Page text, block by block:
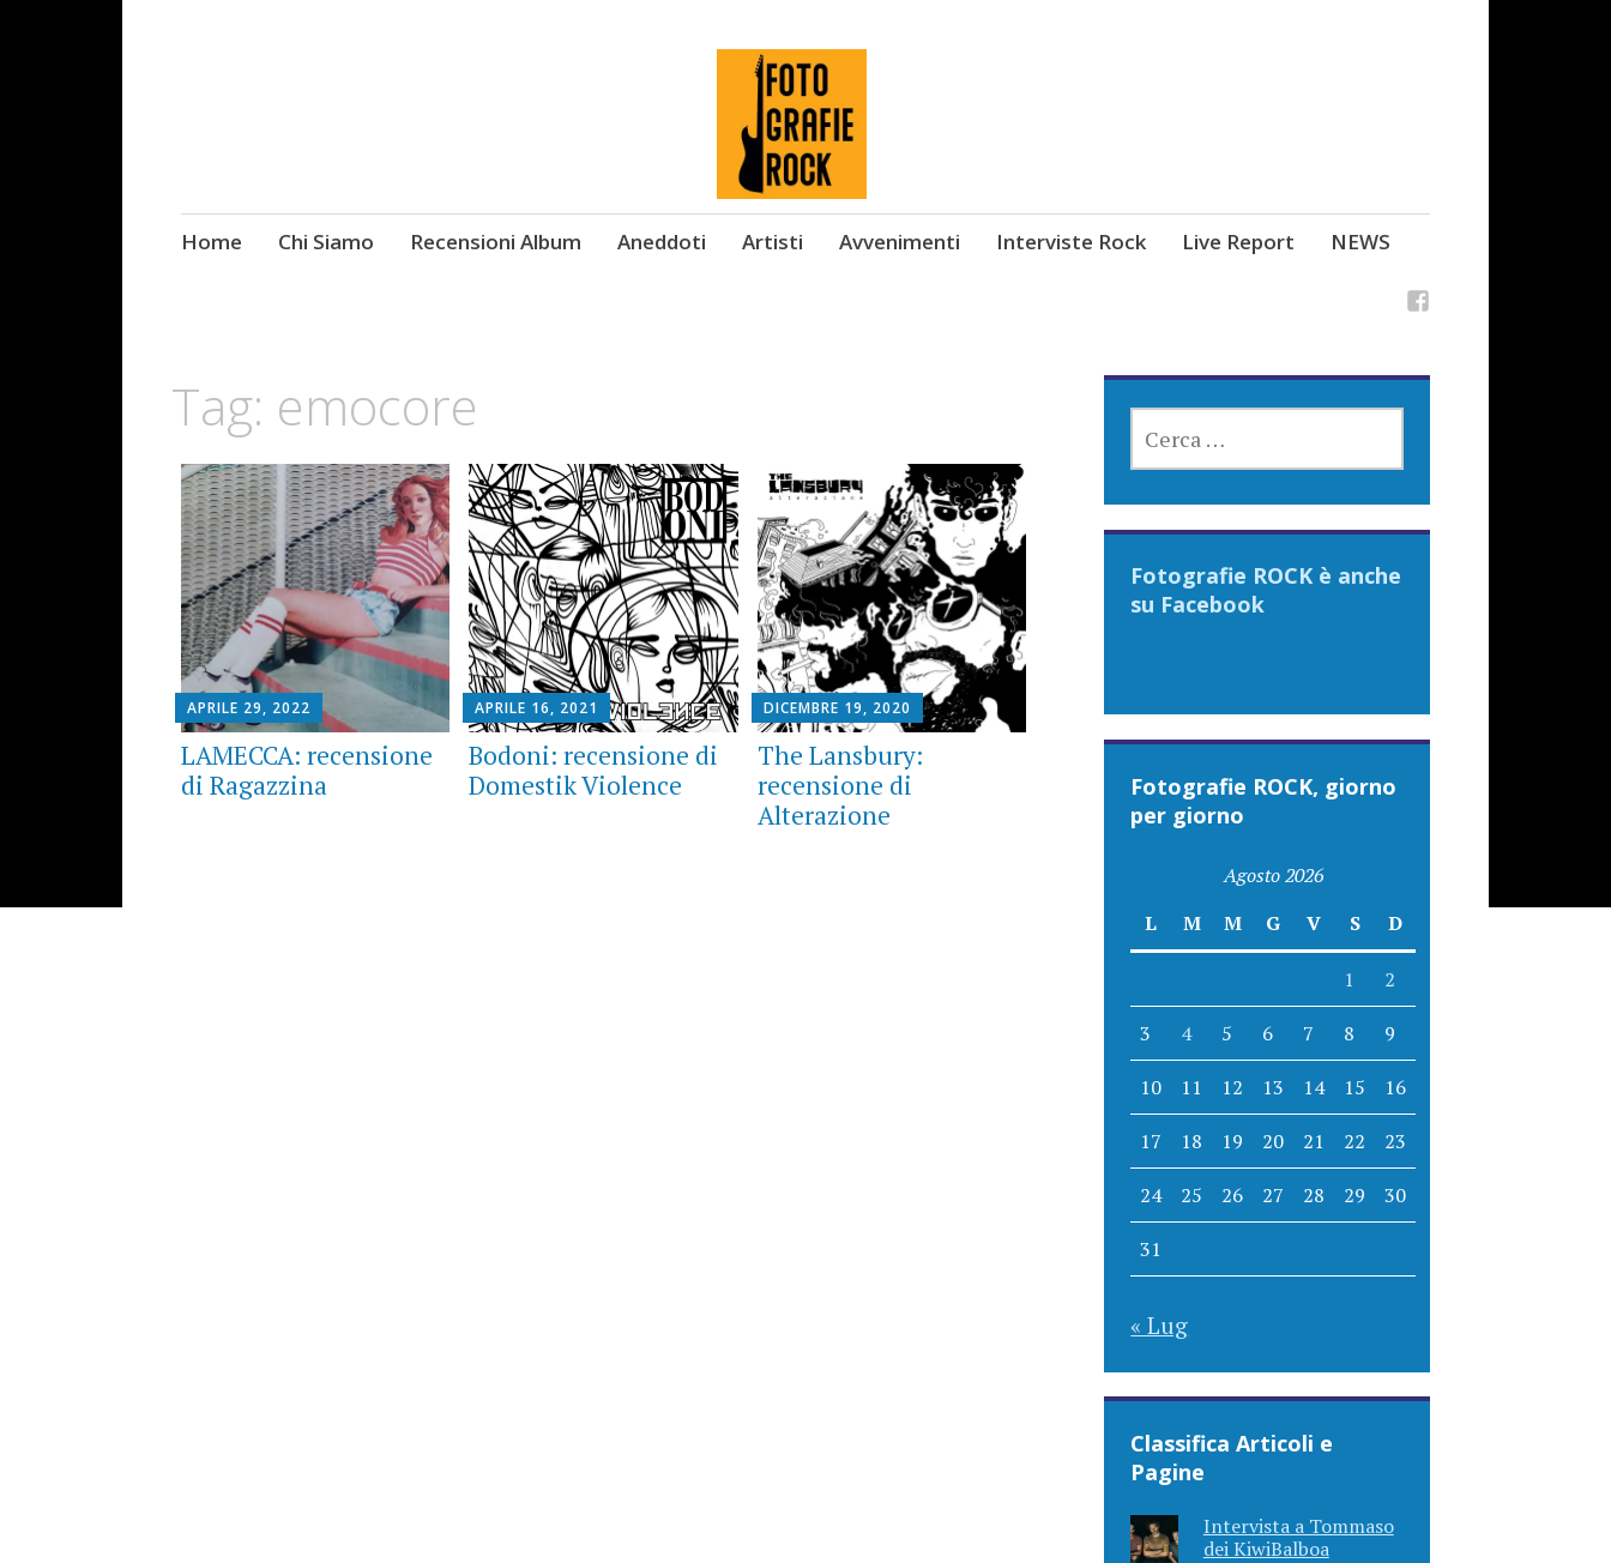
Skip
Home Chi Siamo Recensioni Album Aneddoti Artisti Avvenimenti Interviste Rock Live Report NEWS
Tag: emocore
APRILE 29, 2022
LAMECCA: recensione
di Ragazzina
APRILE 16, 2021
Bodoni: recensione di
Domestik Violence
DICEMBRE 19, 2020
The Lansbury:
recensione di
Alterazione
PER:
Fotografie ROCK è anche
su Facebook
Fotografie ROCK, giorno
per giorno
Agosto 2026
L
M M G V S D
1 2
3 4 5 6 7 8 9
10 11 12 13 14 15 16
17 18 19 20 21 22 23
24 25 26 27 28 29 30
31
« Lug
Classifica Articoli e
Pagine
Intervista a Tommaso
dei KiwiBalboa